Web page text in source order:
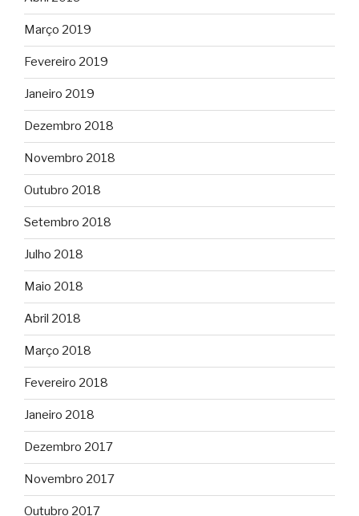
Março 2019
Fevereiro 2019
Janeiro 2019
Dezembro 2018
Novembro 2018
Outubro 2018
Setembro 2018
Julho 2018
Maio 2018
Abril 2018
Março 2018
Fevereiro 2018
Janeiro 2018
Dezembro 2017
Novembro 2017
Outubro 2017